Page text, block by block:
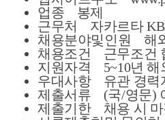
업종 봉제
근무처 자카르타
채용분야및인원 해
채용조건 근무조건
지원자격 5~10년 해
우대사항 유관 경력
제출서류 (국/영문)
제출기한 채용 시